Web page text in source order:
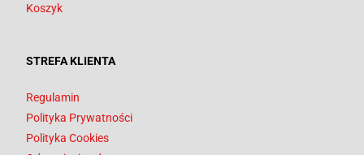
Koszyk
STREFA KLIENTA
Regulamin
Polityka Prywatności
Polityka Cookies